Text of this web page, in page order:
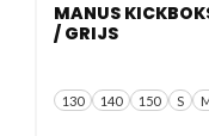
130 140 150 S
MANUS
/ GRIJS